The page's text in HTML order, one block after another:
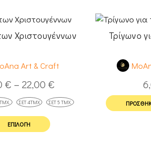
Χριστουγέννων
Art & Craft
€ – 22,00€
ΣΕΤ 4ΤΜΧ ΣΕΤ 5 ΤΜΧ.
ΕΠΙΛΟΓΉ
Τρίγωνο